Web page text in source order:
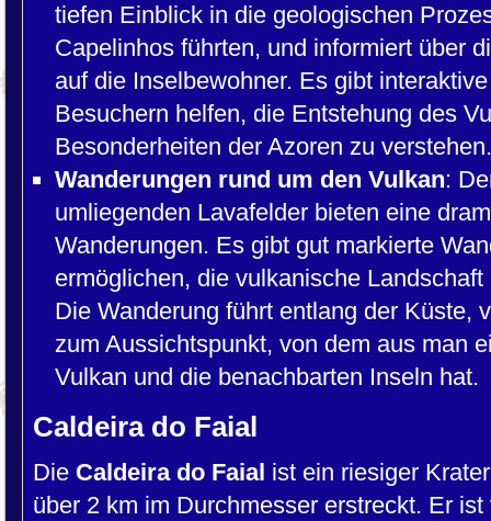
tiefen Einblick in die geologischen
Capelinhos führten, und informiert über
auf die Inselbewohner. Es gibt
Besuchern helfen, die Entstehung des
Besonderheiten der Azoren zu verstehen.
Wanderungen rund um den Vulkan:
umliegenden Lavafelder bieten eine
Wanderungen. Es gibt gut markierte
ermöglichen, die vulkanische
Die Wanderung führt entlang der Küste,
zum Aussichtspunkt, von dem aus man
Vulkan und die benachbarten Inseln hat.
Caldeira do Faial
Die Caldeira do Faial ist ein riesiger
über 2 km im Durchmesser erstreckt. Er